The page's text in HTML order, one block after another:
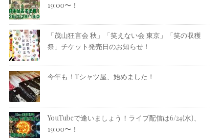
19:00〜！
「茂山狂言会 秋」「笑えない会 東京」「笑の収穫
祭」チケット発売日のお知らせ！
今年も！Tシャツ屋、始めました！
YouTubeで逢いましょう！ライブ配信は6/24(水)、
19:00〜！